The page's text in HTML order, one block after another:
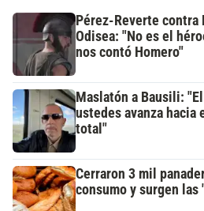
Pérez-Reverte contra
Odisea: "No es el
nos contó Homero"
Maslatón a Bausili:
ustedes avanza hacia
total"
Cerraron 3 mil
consumo y surgen las